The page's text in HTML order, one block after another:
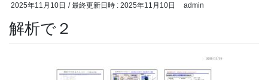
2025年11月10日 / 最終更新日時 : 2025年11月10日 admin
解析で２